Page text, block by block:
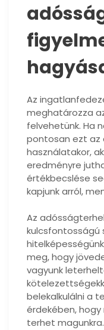
Az
meghatározza
felvehetünk. Ha
pontosan ezt az
használatakor,
eredményre
értékbecslése
kapjunk arról,
Az
meg, hogy
vagyunk
belekalkulálni a
érdekében, hogy
terhet magunkra.